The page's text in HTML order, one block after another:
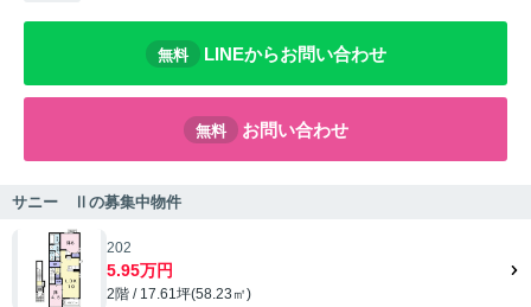
無料 LINEからお問い合わせ
無料 お問い合わせ
サニー Ⅱの募集中物件
202
5.95万円
2階 / 17.61坪(58.23㎡)